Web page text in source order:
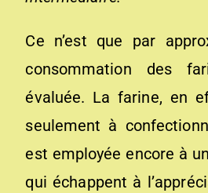
Ce n’est que par
consommation des
évaluée. La farine, en
seulement à
est employée encore à
qui échappent à